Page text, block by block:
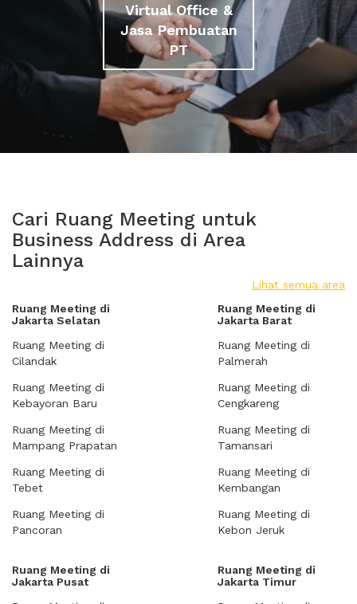
Virtual Office &
Jasa Pembuatan
PT
Cari Ruang Meeting untuk
Business Address di Area
Lainnya
Lihat semua area
Ruang Meeting di
Jakarta Selatan
Ruang Meeting di
Cilandak
Ruang Meeting di
Kebayoran Baru
Ruang Meeting di
Mampang Prapatan
Ruang Meeting di
Tebet
Ruang Meeting di
Pancoran
Ruang Meeting di
Jakarta Barat
Ruang Meeting di
Palmerah
Ruang Meeting di
Cengkareng
Ruang Meeting di
Tamansari
Ruang Meeting di
Kembangan
Ruang Meeting di
Kebon Jeruk
Ruang Meeting di
Jakarta Pusat
Ruang Meeting di
Jakarta Timur